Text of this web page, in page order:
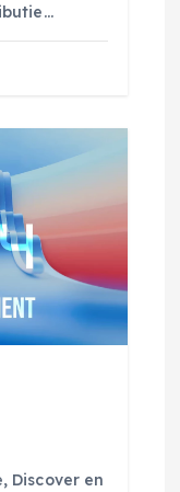
Discover en